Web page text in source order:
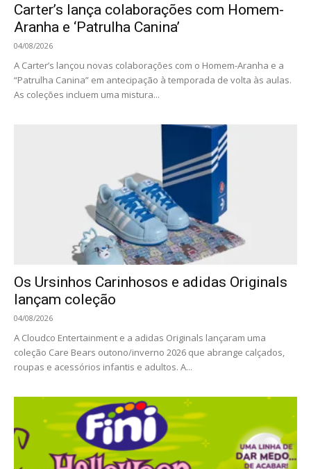
Carter’s lança colaborações com Homem-
Aranha e ‘Patrulha Canina’
04/08/2026
A Carter’s lançou novas colaborações com o Homem-Aranha e a
“Patrulha Canina” em antecipação à temporada de volta às aulas.
As coleções incluem uma mistura...
Os Ursinhos Carinhosos e adidas Originals
lançam coleção
04/08/2026
A Cloudco Entertainment e a adidas Originals lançaram uma
coleção Care Bears outono/inverno 2026 que abrange calçados,
roupas e acessórios infantis e adultos. A...